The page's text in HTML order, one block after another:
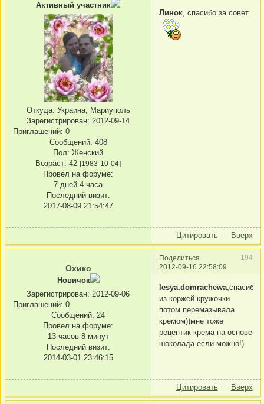
Активный участник
Откуда: Украина, Мариуполь
Зарегистрирован: 2012-09-14
Приглашений: 0
Сообщений: 408
Пол: Женский
Возраст: 42 [1983-10-04]
Провел на форуме:
7 дней 4 часа
Последний визит:
2017-08-09 21:54:47
Линок , спасибо за совет
Цитировать Вверх
Поделиться
194
2012-09-16 22:58:09
Охико
Новичок
Зарегистрирован: 2012-09-06
Приглашений: 0
Сообщений: 24
Провел на форуме:
13 часов 8 минут
Последний визит:
2014-03-01 23:46:15
lesya.domrachewa
из коржей кружочки
потом перемазывала
кремом))мне тоже
рецептик крема на основе
шоколада если можно!)
Цитировать Вверх